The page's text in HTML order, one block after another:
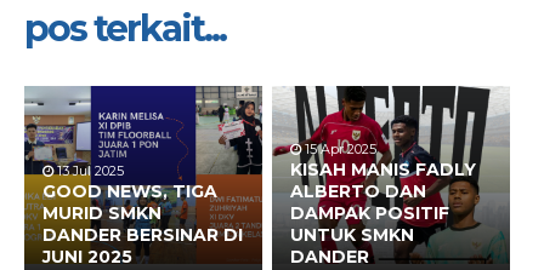
pos terkait...
13 Jul 2025
GOOD NEWS, TIGA
MURID SMKN
DANDER BERSINAR DI
JUNI 2025
15 Apr 2025
KISAH MANIS FADLY
ALBERTO DAN
DAMPAK POSITIF
UNTUK SMKN
DANDER